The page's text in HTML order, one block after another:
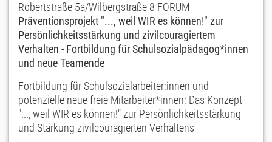
Robertstraße 5a/Wilbergstraße 8 FORUM
Präventionsprojekt "..., weil WIR es können!" zur
Persönlichkeitsstärkung und zivilcouragiertem
Verhalten - Fortbildung für Schulsozialpädagog*innen
und neue Teamende
Fortbildung für Schulsozialarbeiter:innen und
potenzielle neue freie Mitarbeiter*innen: Das Konzept
"..., weil WIR es können!" zur Persönlichkeitsstärkung
und Stärkung zivilcouragierten Verhaltens